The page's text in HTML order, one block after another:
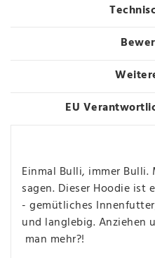
EU
Einmal Bulli, immer
sagen. Dieser Hoodie ist
- gemütliches
und langlebig.
man mehr?!